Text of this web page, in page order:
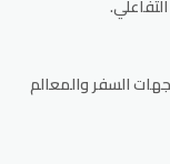
السفر والمعالم